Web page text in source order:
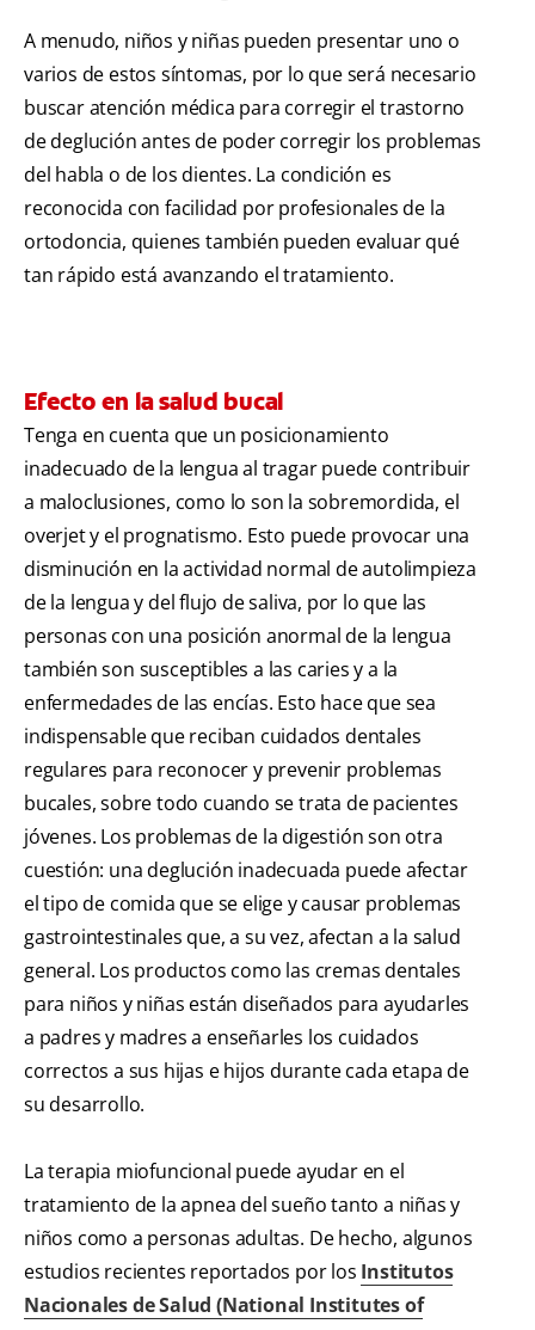
A menudo, niños y niñas pueden presentar uno o
varios de estos síntomas, por lo que será necesario
buscar atención médica para corregir el trastorno
de deglución antes de poder corregir los problemas
del habla o de los dientes. La condición es
reconocida con facilidad por profesionales de la
ortodoncia, quienes también pueden evaluar qué
tan rápido está avanzando el tratamiento.
Efecto en la salud bucal
Tenga en cuenta que un posicionamiento
inadecuado de la lengua al tragar puede contribuir
a maloclusiones, como lo son la sobremordida, el
overjet y el prognatismo. Esto puede provocar una
disminución en la actividad normal de autolimpieza
de la lengua y del flujo de saliva, por lo que las
personas con una posición anormal de la lengua
también son susceptibles a las caries y a la
enfermedades de las encías. Esto hace que sea
indispensable que reciban cuidados dentales
regulares para reconocer y prevenir problemas
bucales, sobre todo cuando se trata de pacientes
jóvenes. Los problemas de la digestión son otra
cuestión: una deglución inadecuada puede afectar
el tipo de comida que se elige y causar problemas
gastrointestinales que, a su vez, afectan a la salud
general. Los productos como las cremas dentales
para niños y niñas están diseñados para ayudarles
a padres y madres a enseñarles los cuidados
correctos a sus hijas e hijos durante cada etapa de
su desarrollo.
La terapia miofuncional puede ayudar en el
tratamiento de la apnea del sueño tanto a niñas y
niños como a personas adultas. De hecho, algunos
estudios recientes reportados por los Institutos
Nacionales de Salud (National Institutes of